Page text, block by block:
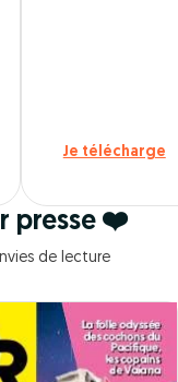
Je télécharge
presse ❤️
de lecture